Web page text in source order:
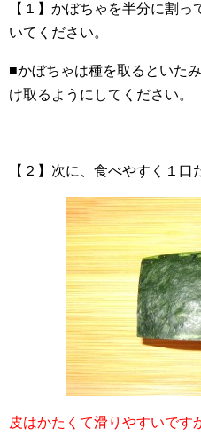
【１】かぼちゃを半分に割
いてください。
■かぼちゃは種を取るといた
け取るようにしてください。
【２】次に、食べやすく１口
皮はかたくて滑りやすいです